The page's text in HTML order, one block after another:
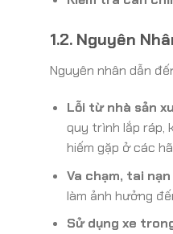
1.2. Nguyên
Nguyên nhân dẫn
Lỗi từ nhà sản
quy trình lắp ráp,
hiếm gặp ở các
Va chạm, tai
làm ảnh hưởng
Sử dụng xe